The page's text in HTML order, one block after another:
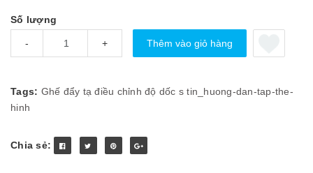
Số lượng
- + Thêm vào giỏ hàng
Tags: Ghế đẩy tạ điều chỉnh độ dốc s tin_huong-dan-tap-the-
hinh
Chia sẻ: